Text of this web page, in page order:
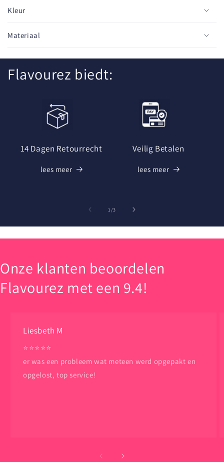
o
t
n
t
Kleur
Materiaal
Flavourez biedt:
14 Dagen Retourrecht
lees meer
Veilig Betalen
lees meer
1 /van
3
Onze klanten beoordelen
Flavourez met een 9.4!
Liesbeth M
⭐️⭐️⭐️⭐️⭐️
er was een probleem wat meteen werd opgepakt en
opgelost, top service!